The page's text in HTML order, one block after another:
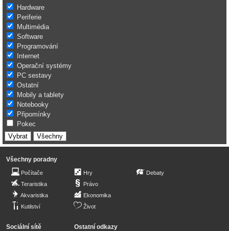
Hardware
Periferie
Multimédia
Software
Programování
Internet
Operační systémy
PC sestavy
Ostatní
Mobily a tablety
Notebooky
Připomínky
Pokec
Všechny poradny
Počítače
Teraristika
Akvaristika
Kutilství
Hry
Právo
Ekonomika
Život
Debaty
Sociální sítě Ostatní odkazy